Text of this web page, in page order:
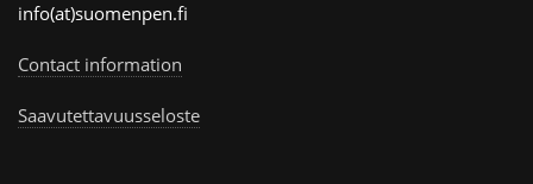
info(at)suomenpen.fi
Contact information
Saavutettavuusseloste